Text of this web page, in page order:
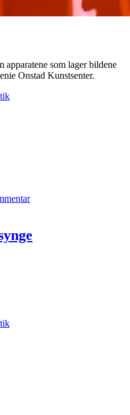
apparatene som lager bildene
Onstad Kunstsenter.